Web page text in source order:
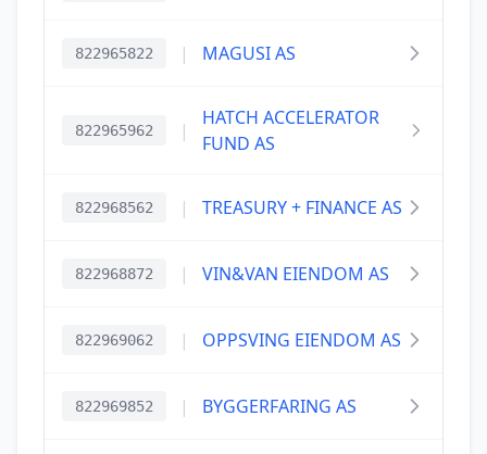
822965822 | MAGUSI AS
822965962 |
HATCH ACCELERATOR
FUND AS
822968562 | TREASURY + FINANCE AS
822968872 | VIN&VAN EIENDOM AS
822969062 | OPPSVING EIENDOM AS
822969852 | BYGGERFARING AS